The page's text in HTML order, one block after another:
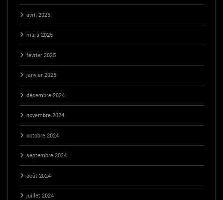
avril 2025
mars 2025
février 2025
janvier 2025
décembre 2024
novembre 2024
octobre 2024
septembre 2024
août 2024
juillet 2024